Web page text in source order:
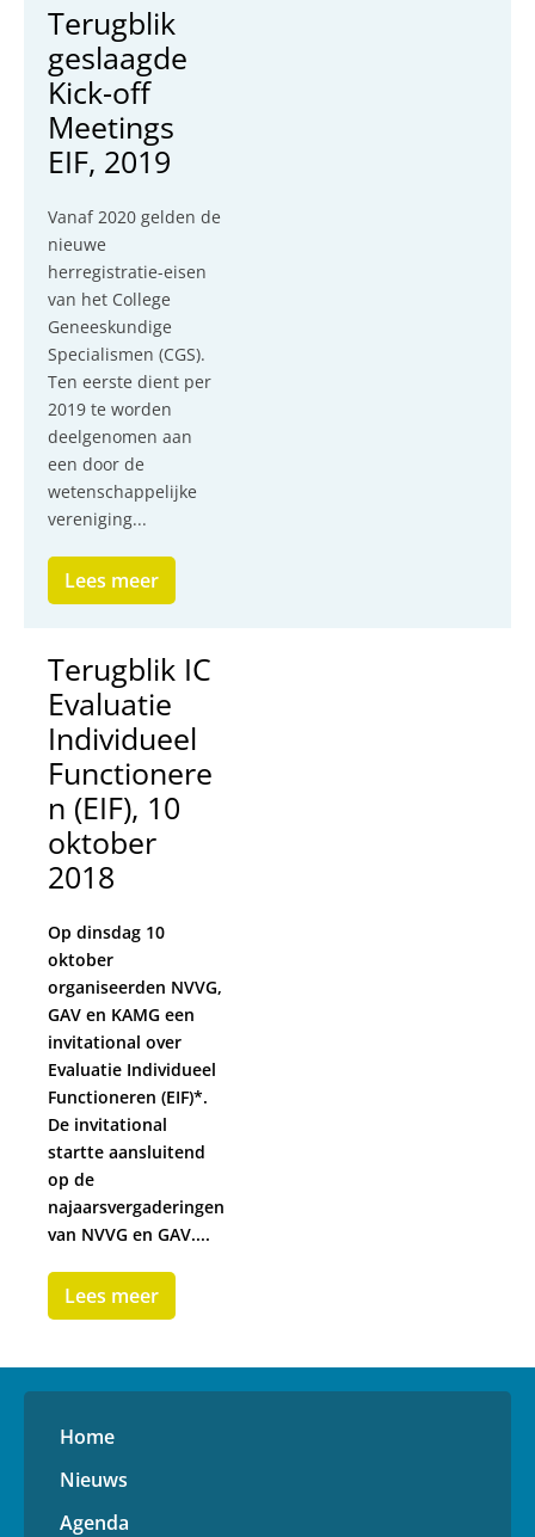
Terugblik
geslaagde
Kick-off
Meetings
EIF, 2019
Vanaf 2020 gelden de
nieuwe
herregistratie-eisen
van het College
Geneeskundige
Specialismen (CGS).
Ten eerste dient per
2019 te worden
deelgenomen aan
een door de
wetenschappelijke
vereniging...
Lees meer
Terugblik IC
Evaluatie
Individueel
Functionere
n (EIF), 10
oktober
2018
Op dinsdag 10
oktober
organiseerden NVVG,
GAV en KAMG een
invitational over
Evaluatie Individueel
Functioneren (EIF)*.
De invitational
startte aansluitend
op de
najaarsvergaderingen
van NVVG en GAV....
Lees meer
Home
Nieuws
Agenda